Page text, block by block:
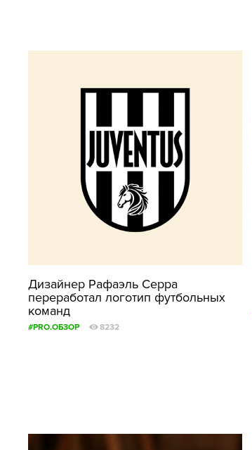
Дизайнер Рафаэль Серра
переработал логотип футбольных
команд
#PRO.ОБЗОР 8232